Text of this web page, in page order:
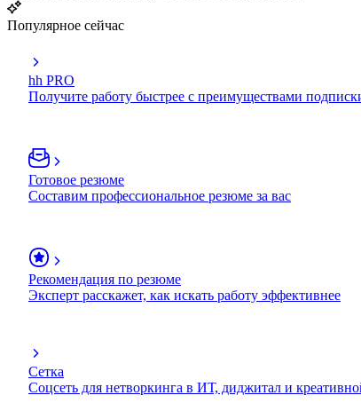
Популярное сейчас
hh PRO
Получите работу быстрее с преимуществами
Готовое резюме
Составим профессиональное резюме за вас
Рекомендация по резюме
Эксперт расскажет, как искать работу эффективнее
Сетка
Соцсеть для нетворкинга в ИТ, диджитал и